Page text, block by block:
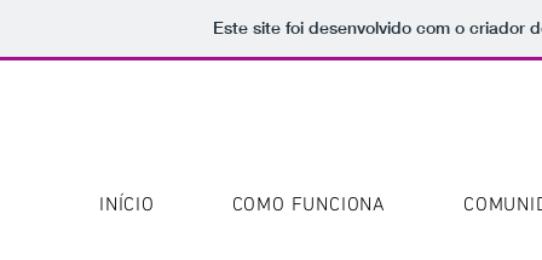
Este site foi desenvolvido com o criador
INÍCIO COMO FUNCIONA